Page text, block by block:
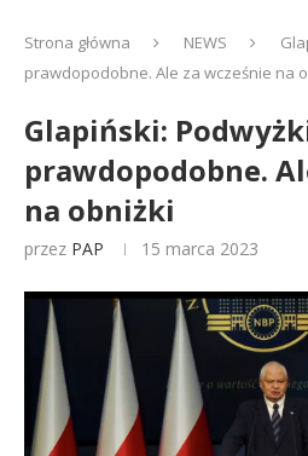
Strona główna NEWS
prawdopodobne. Ale za wcześnie na
Glapiński:
prawdopodobne.
na obniżki
przez PAP 15 marca 2023